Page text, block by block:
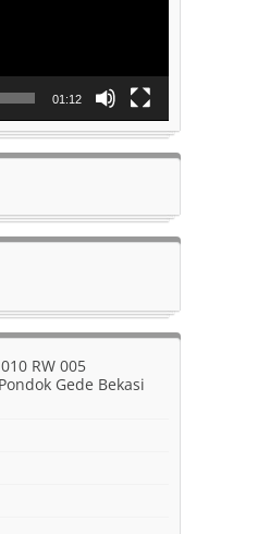
01:12
RW 005
Gede Bekasi